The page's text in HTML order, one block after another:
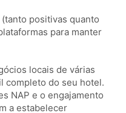
positivas quanto
para manter
locais de várias
completo do seu hotel.
NAP e o engajamento
a estabelecer